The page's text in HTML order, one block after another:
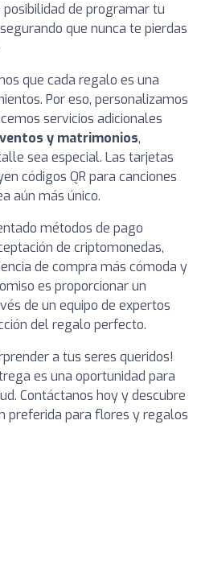
de programar tu
que nunca te pierdas
que cada regalo es una
Por eso, personalizamos
servicios adicionales
y matrimonios,
sea especial. Las tarjetas
códigos QR para canciones
aún más único.
métodos de pago
de criptomonedas,
de compra más cómoda y
es proporcionar un
de un equipo de expertos
del regalo perfecto.
a tus seres queridos!
es una oportunidad para
Contáctanos hoy y descubre
preferida para flores y regalos